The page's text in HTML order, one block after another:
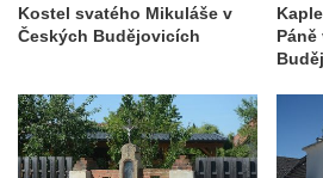
Tanvaldu
Kostel svatého Františka z Assisi v
Kaple svaté Alžběty Durynské v
Křečanech
Kostel svatého Mikuláše v
Českých Budějovicích
Páně